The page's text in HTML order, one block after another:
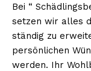
Bei “
setzen wir alles
ständig zu
persönlichen
werden. Ihr